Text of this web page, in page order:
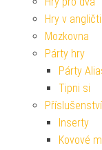
Hry v
Mozkovna
Párty hry
Párty
Tipni si
Inserty
Kovové